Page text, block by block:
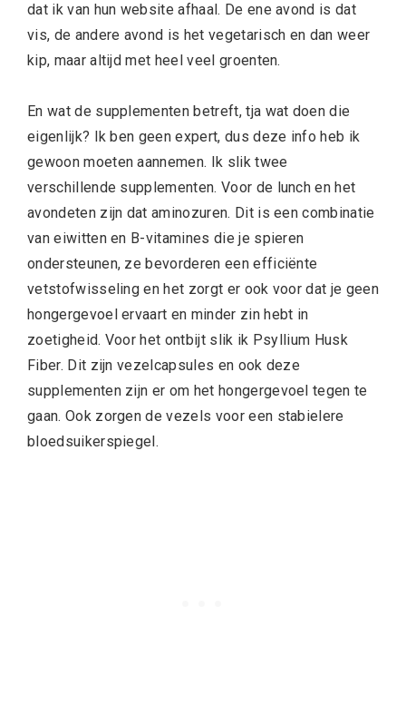
dat ik van hun website afhaal. De ene avond is dat
vis, de andere avond is het vegetarisch en dan weer
kip, maar altijd met heel veel groenten.
En wat de supplementen betreft, tja wat doen die
eigenlijk? Ik ben geen expert, dus deze info heb ik
gewoon moeten aannemen. Ik slik twee
verschillende supplementen. Voor de lunch en het
avondeten zijn dat aminozuren. Dit is een combinatie
van eiwitten en B-vitamines die je spieren
ondersteunen, ze bevorderen een efficiënte
vetstofwisseling en het zorgt er ook voor dat je geen
hongergevoel ervaart en minder zin hebt in
zoetigheid. Voor het ontbijt slik ik Psyllium Husk
Fiber. Dit zijn vezelcapsules en ook deze
supplementen zijn er om het hongergevoel tegen te
gaan. Ook zorgen de vezels voor een stabielere
bloedsuikerspiegel.